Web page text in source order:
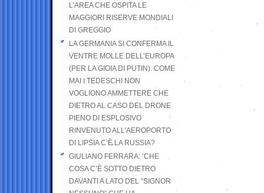
L’AREA CHE OSPITA LE
MAGGIORI RISERVE MONDIALI
DI GREGGIO
LA GERMANIA SI CONFERMA IL
VENTRE MOLLE DELL’EUROPA
(PER LA GIOIA DI PUTIN). COME
MAI I TEDESCHI NON
VOGLIONO AMMETTERE CHE
DIETRO AL CASO DEL DRONE
PIENO DI ESPLOSIVO
RINVENUTO ALL’AEROPORTO
DI LIPSIA C’È LA RUSSIA?
GIULIANO FERRARA: ’CHE
COSA C’È SOTTO DIETRO
DAVANTI A LATO DEL “SIGNOR